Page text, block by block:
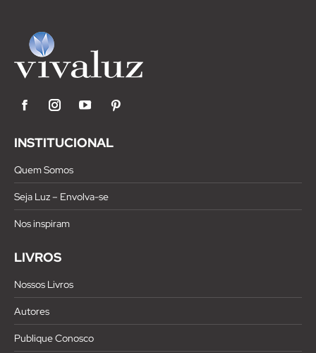
FacebookInstagramYouTube
INSTITUCIONAL
Quem Somos
Seja Luz – Envolva-se
Nos inspiram
LIVROS
Nossos Livros
Autores
Publique Conosco